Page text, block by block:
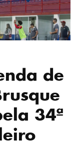
de
34ª